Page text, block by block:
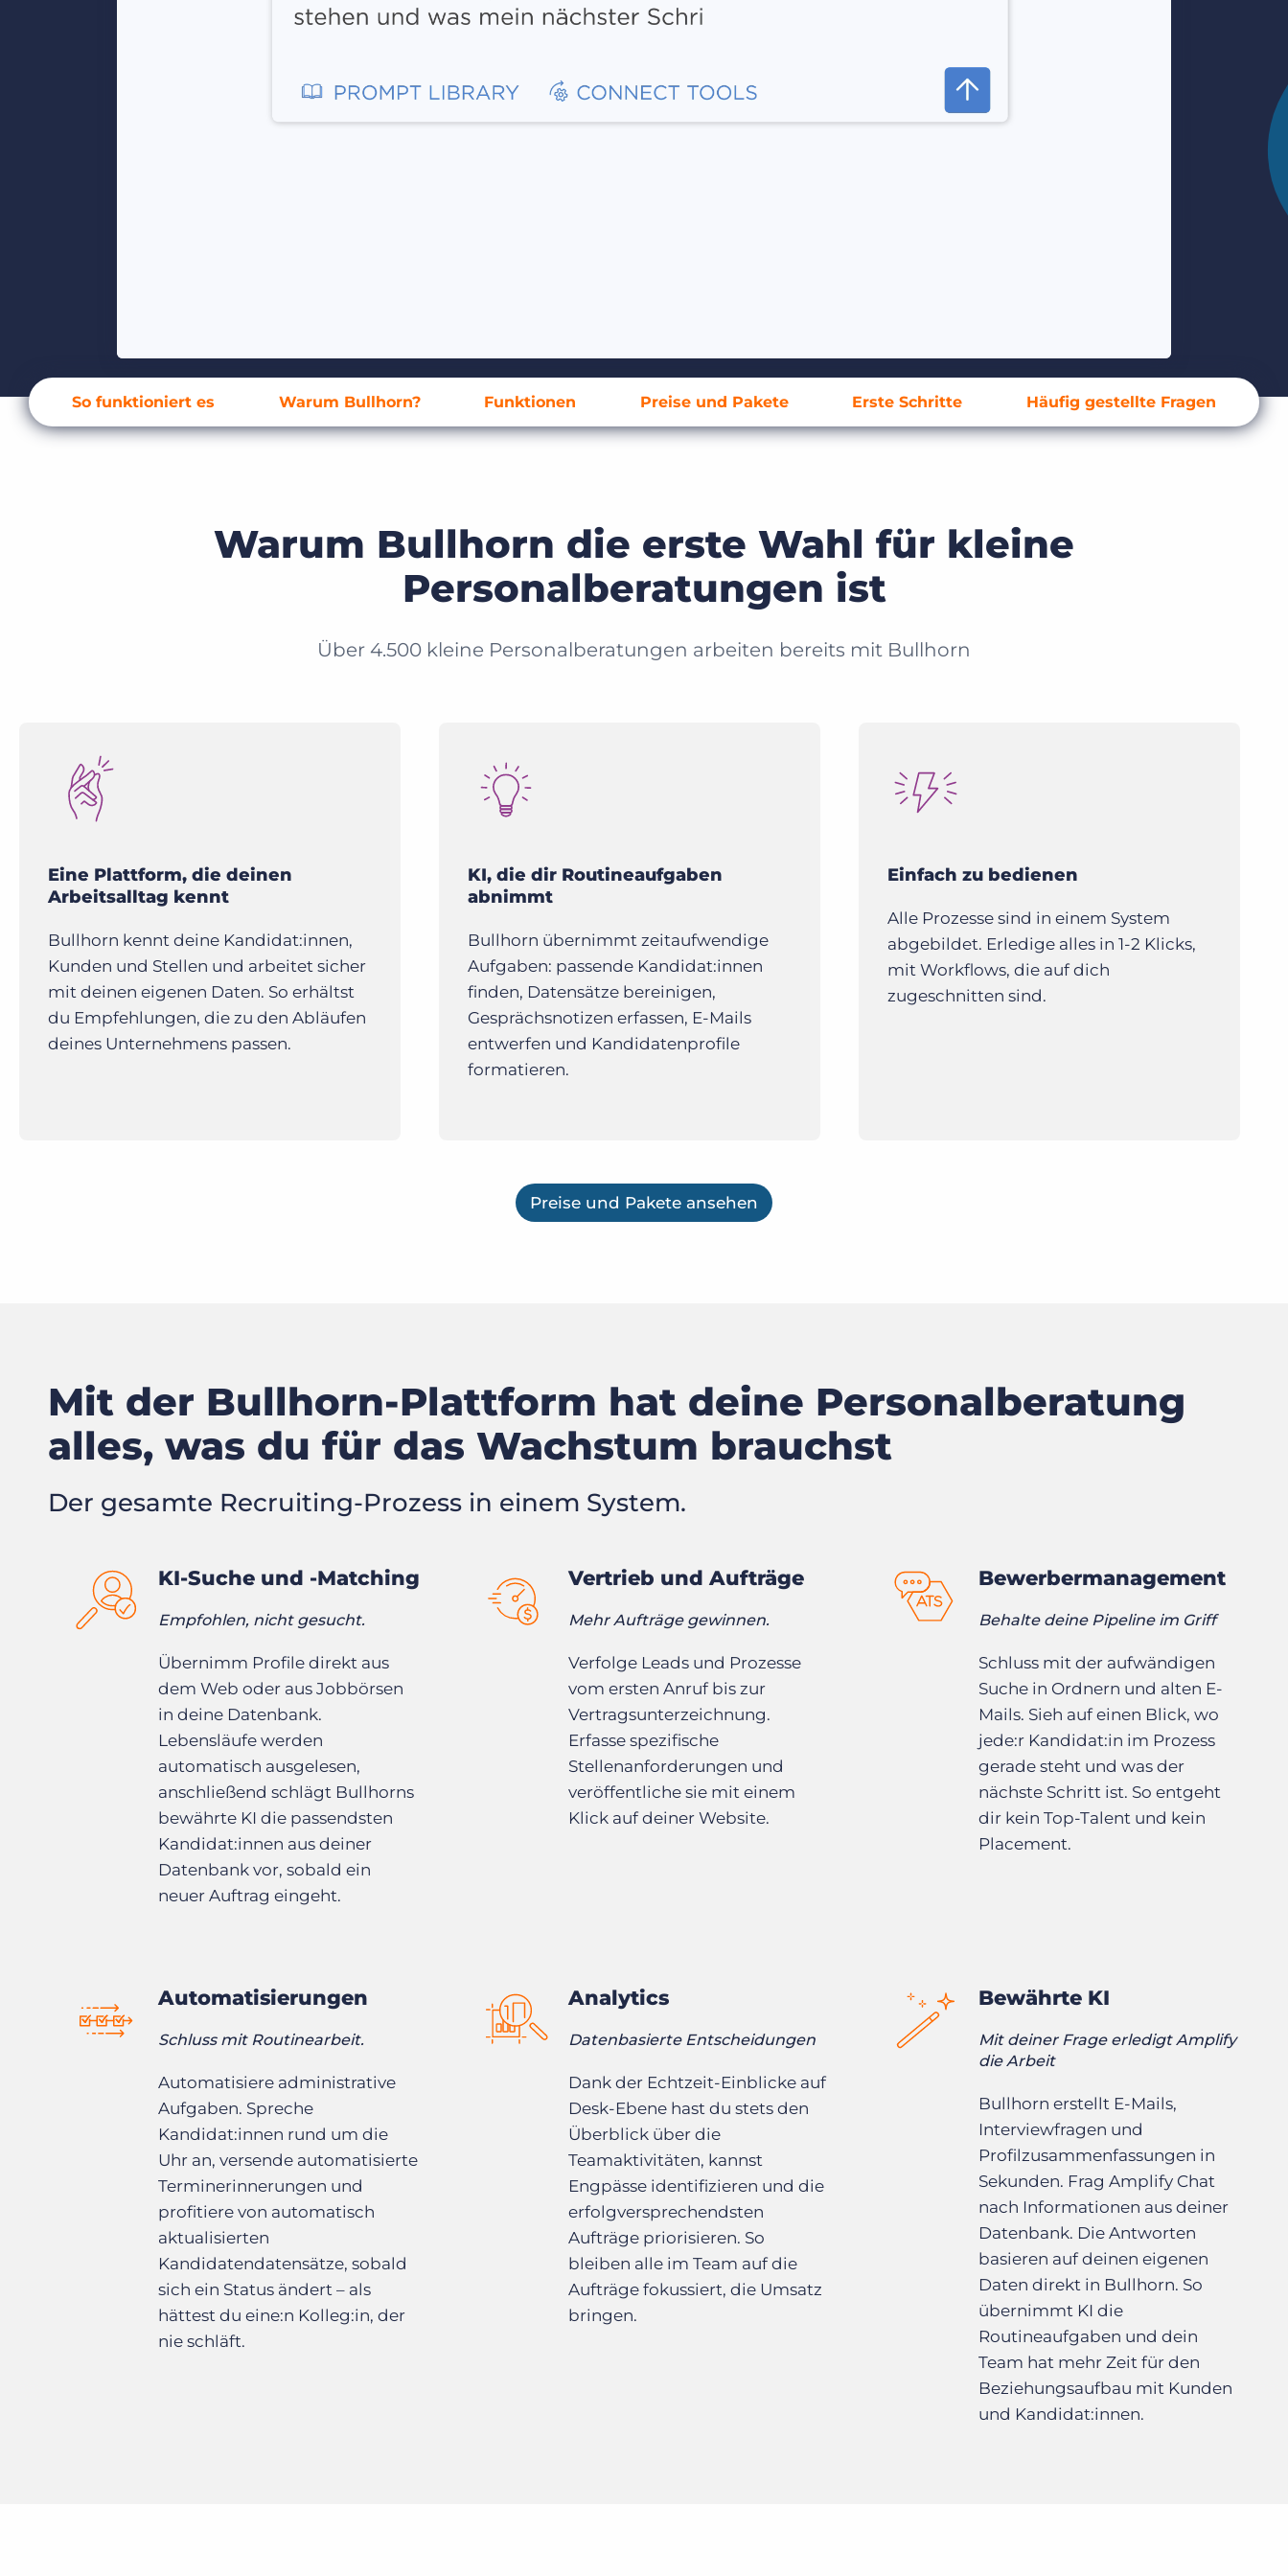
So funktioniert es Warum Bullhorn? Funktionen Preise und Pakete Erste Schritte Häufig gestellte Fragen
Warum Bullhorn die erste Wahl für kleine
Personalberatungen ist
Über 4.500 kleine Personalberatungen arbeiten bereits mit Bullhorn
Eine Plattform, die deinen
Arbeitsalltag kennt
Bullhorn kennt deine Kandidat:innen,
Kunden und Stellen und arbeitet sicher
mit deinen eigenen Daten. So erhältst
du Empfehlungen, die zu den Abläufen
deines Unternehmens passen.
KI, die dir Routineaufgaben
abnimmt
Bullhorn übernimmt zeitaufwendige
Aufgaben: passende Kandidat:innen
finden, Datensätze bereinigen,
Gesprächsnotizen erfassen, E-Mails
entwerfen und Kandidatenprofile
formatieren.
Einfach zu bedienen
Alle Prozesse sind in einem System
abgebildet. Erledige alles in 1-2 Klicks,
mit Workflows, die auf dich
zugeschnitten sind.
Preise und Pakete ansehen
Mit der Bullhorn-Plattform hat deine Personalberatung
alles, was du für das Wachstum brauchst
Der gesamte Recruiting-Prozess in einem System.
KI-Suche und -Matching
Empfohlen, nicht gesucht.
Übernimm Profile direkt aus
dem Web oder aus Jobbörsen
in deine Datenbank.
Lebensläufe werden
automatisch ausgelesen,
anschließend schlägt Bullhorns
bewährte KI die passendsten
Kandidat:innen aus deiner
Datenbank vor, sobald ein
neuer Auftrag eingeht.
Vertrieb und Aufträge
Mehr Aufträge gewinnen.
Verfolge Leads und Prozesse
vom ersten Anruf bis zur
Vertragsunterzeichnung.
Erfasse spezifische
Stellenanforderungen und
veröffentliche sie mit einem
Klick auf deiner Website.
Bewerbermanagement
Behalte deine Pipeline im Griff
Schluss mit der aufwändigen
Suche in Ordnern und alten E-
Mails. Sieh auf einen Blick, wo
jede:r Kandidat:in im Prozess
gerade steht und was der
nächste Schritt ist. So entgeht
dir kein Top-Talent und kein
Placement.
Automatisierungen
Schluss mit Routinearbeit.
Automatisiere administrative
Aufgaben. Spreche
Kandidat:innen rund um die
Uhr an, versende automatisierte
Terminerinnerungen und
profitiere von automatisch
aktualisierten
Kandidatendatensätze, sobald
sich ein Status ändert – als
hättest du eine:n Kolleg:in, der
nie schläft.
Analytics
Datenbasierte Entscheidungen
Dank der Echtzeit-Einblicke auf
Desk-Ebene hast du stets den
Überblick über die
Teamaktivitäten, kannst
Engpässe identifizieren und die
erfolgversprechendsten
Aufträge priorisieren. So
bleiben alle im Team auf die
Aufträge fokussiert, die Umsatz
bringen.
Bewährte KI
Mit deiner Frage erledigt Amplify
die Arbeit
Bullhorn erstellt E-Mails,
Interviewfragen und
Profilzusammenfassungen in
Sekunden. Frag Amplify Chat
nach Informationen aus deiner
Datenbank. Die Antworten
basieren auf deinen eigenen
Daten direkt in Bullhorn. So
übernimmt KI die
Routineaufgaben und dein
Team hat mehr Zeit für den
Beziehungsaufbau mit Kunden
und Kandidat:innen.